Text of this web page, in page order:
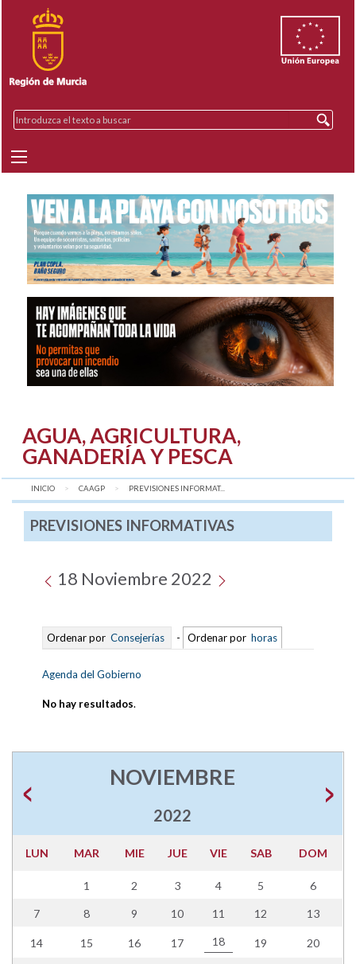
AGUA, AGRICULTURA,
GANADERÍA Y PESCA
INICIO CAAGP AQUÍ:
PREVISIONES INFORMAT...
PREVISIONES INFORMATIVAS
18 Noviembre 2022
Ordenar por Consejerías - Ordenar por horas
Agenda del Gobierno
No hay resultados.
NOVIEMBRE
2022
LUN MAR MIE JUE VIE SAB DOM
1 2 3 4 5 6
7 8 9 10 11 12 13
14 15 16 17 18 19 20